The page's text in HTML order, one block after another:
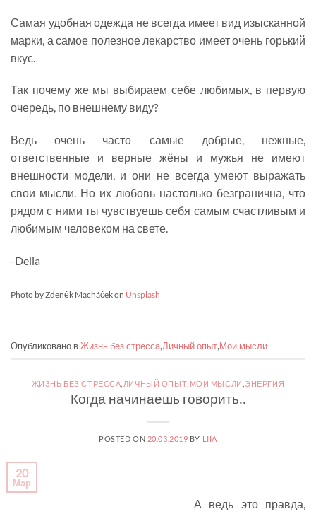
Самая удобная одежда не всегда имеет вид изысканной
марки, а самое полезное лекарство имеет очень горький
вкус.
Так почему же мы выбираем себе любимых, в первую
очередь, по внешнему виду?
Ведь очень часто самые добрые, нежные,
ответственные и верные жёны и мужья не имеют
внешности модели, и они не всегда умеют выражать
свои мысли. Но их любовь настолько безгранична, что
рядом с ними ты чувствуешь себя самым счастливым и
любимым человеком на свете.
-Delia
Photo by Zdeněk Macháček on Unsplash
Опубликовано вЖизнь без стресса,Личный опыт,Мои мысли
ЖИЗНЬ БЕЗ СТРЕССА,ЛИЧНЫЙ ОПЫТ,МОИ МЫСЛИ,ЭНЕРГИЯ
Когда начинаешь говорить..
POSTED ON 20.03.2019 BY LIIA
20
Мар
А ведь это правда,